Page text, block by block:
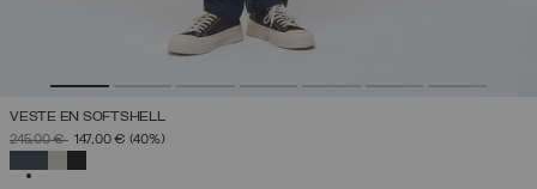
VESTE EN SOFTSHELL
PRIX RÉDUIT DE
245,00 €À147,00 € (40%)